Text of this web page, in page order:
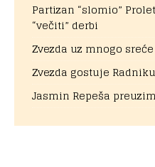
Partizan “slomio”
“večiti” derbi
Zvezda uz mnogo
Zvezda gostuje
Jasmin Repeša